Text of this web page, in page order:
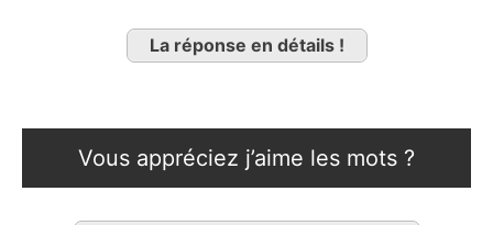
La réponse en détails !
Vous appréciez j’aime les mots ?